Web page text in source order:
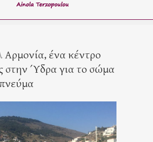
Αρμονία, ένα κέντρο
στην Ύδρα για το σώμα